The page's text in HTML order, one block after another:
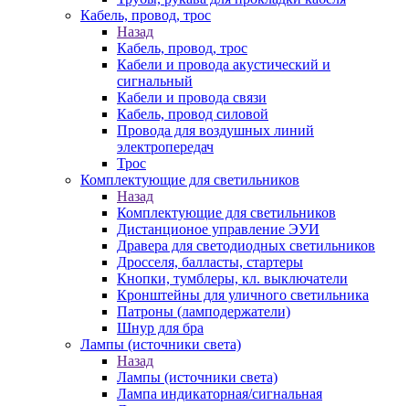
Кабель, провод, трос
Назад
Кабель, провод, трос
Кабели и провода акустический и
сигнальный
Кабели и провода связи
Кабель, провод силовой
Провода для воздушных линий
электропередач
Трос
Комплектующие для светильников
Назад
Комплектующие для светильников
Дистанционое управление ЭУИ
Дравера для светодиодных светильников
Дросселя, балласты, стартеры
Кнопки, тумблеры, кл. выключатели
Кронштейны для уличного светильника
Патроны (ламподержатели)
Шнур для бра
Лампы (источники света)
Назад
Лампы (источники света)
Лампа индикаторная/сигнальная